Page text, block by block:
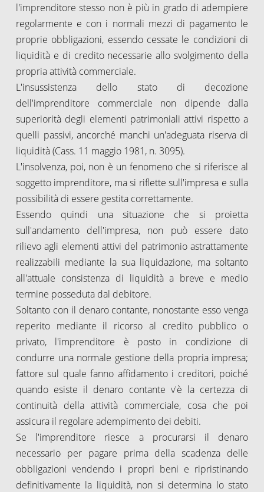
l'imprenditore stesso non è più in grado di adempiere
regolarmente e con i normali mezzi di pagamento le
proprie obbligazioni, essendo cessate le condizioni di
liquidità e di credito necessarie allo svolgimento della
propria attività commerciale.
L'insussistenza dello stato di decozione
dell'imprenditore commerciale non dipende dalla
superiorità degli elementi patrimoniali attivi rispetto a
quelli passivi, ancorché manchi un'adeguata riserva di
liquidità (Cass. 11 maggio 1981, n. 3095).
L'insolvenza, poi, non è un fenomeno che si riferisce al
soggetto imprenditore, ma si riflette sull'impresa e sulla
possibilità di essere gestita correttamente.
Essendo quindi una situazione che si proietta
sull'andamento dell'impresa, non può essere dato
rilievo agli elementi attivi del patrimonio astrattamente
realizzabili mediante la sua liquidazione, ma soltanto
all'attuale consistenza di liquidità a breve e medio
termine posseduta dal debitore.
Soltanto con il denaro contante, nonostante esso venga
reperito mediante il ricorso al credito pubblico o
privato, l'imprenditore è posto in condizione di
condurre una normale gestione della propria impresa;
fattore sul quale fanno affidamento i creditori, poiché
quando esiste il denaro contante v'è la certezza di
continuità della attività commerciale, cosa che poi
assicura il regolare adempimento dei debiti.
Se l'imprenditore riesce a procurarsi il denaro
necessario per pagare prima della scadenza delle
obbligazioni vendendo i propri beni e ripristinando
definitivamente la liquidità, non si determina lo stato